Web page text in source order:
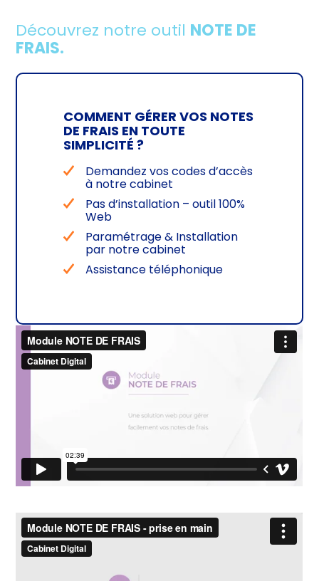
Découvrez notre outil NOTE DE
FRAIS.
COMMENT GÉRER VOS NOTES
DE FRAIS EN TOUTE
SIMPLICITÉ ?
Demandez vos codes d’accès
à notre cabinet
Pas d’installation – outil 100%
Web
Paramétrage & Installation
par notre cabinet
Assistance téléphonique